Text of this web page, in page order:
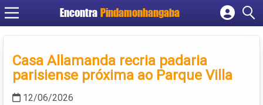
Encontra Pindamonhangaba
Cadastrar empresa
Criar conta
Casa Allamanda recria padaria
parisiense próxima ao Parque Villa
12/06/2026